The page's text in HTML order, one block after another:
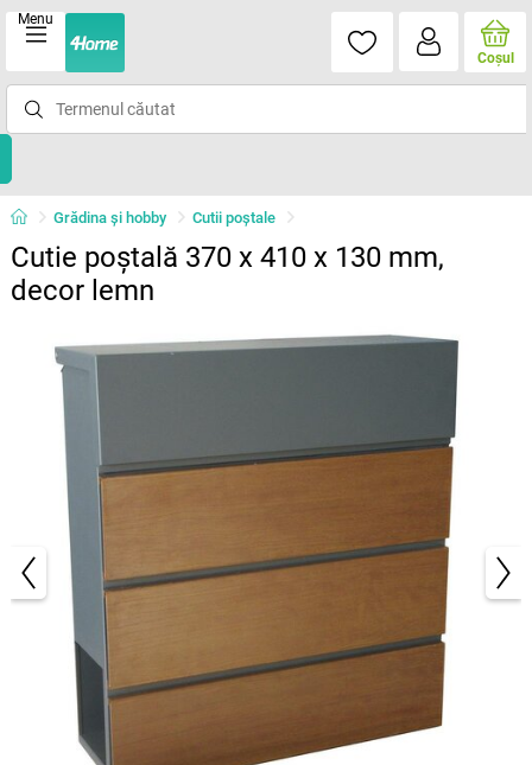
Menu
Coşul
Grădina şi hobby Cutii poştale
Cutie poștală 370 x 410 x 130 mm,
decor lemn